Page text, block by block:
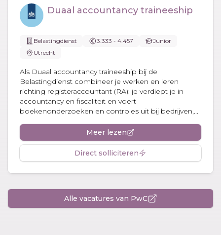
Duaal accountancy traineeship
Belastingdienst 3.333 - 4.457
Junior
Utrecht
Als Duaal accountancy traineeship bij de
Belastingdienst combineer je werken en leren
richting registeraccountant (RA): je verdiept je in
accountancy en fiscaliteit en voert
boekenonderzoeken en controles uit bij bedrijven,...
Meer lezen
Direct solliciteren
Alle vacatures van PwC